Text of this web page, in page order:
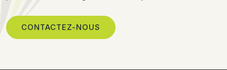
CONTACTEZ-NOUS